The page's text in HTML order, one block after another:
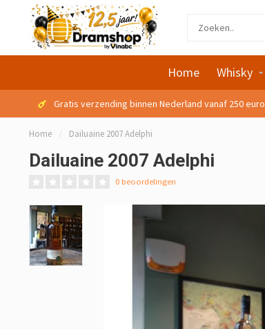
Home Whisky
Gratis verzending binnen Nederland vanaf 250 euro
Home / Dailuaine 2007 Adelphi
Dailuaine 2007 Adelphi
0 beoordelingen